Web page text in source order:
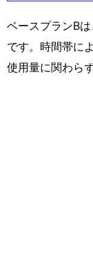
ベースプランB
です。時間帯に
使用量に関わら